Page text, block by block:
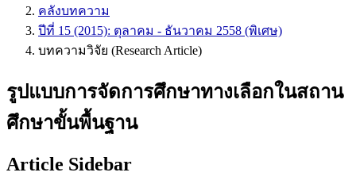
คลังบทความ
ปีที่ 15 (2015): ตุลาคม - ธันวาคม 2558 (พิเศษ)
บทความวิจัย (Research Article)
รูปแบบการจัดการศึกษาทางเลือกในสถาน
ศึกษาขั้นพื้นฐาน
Article Sidebar